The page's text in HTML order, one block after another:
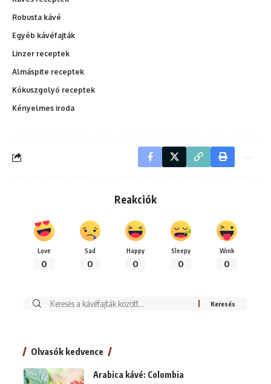
Robusta kávé
Egyéb kávéfajták
Linzer receptek
Almáspite receptek
Kókuszgolyó receptek
Kényelmes iroda
Reakciók
Love
0
Sad
0
Happy
0
Sleepy
0
Wink
0
Keresés:
Olvasók kedvence
Arabica kávé: Colombia